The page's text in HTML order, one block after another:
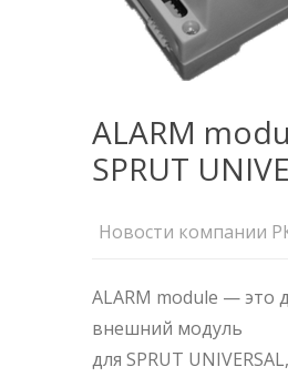
ALARM
SPRUT
Новости компании
ALARM module — это
внешний модуль
для SPRUT